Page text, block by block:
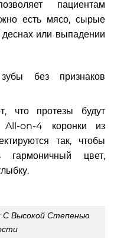
пациентам
есть мясо, сырые
или выпадении
без признаков
что протезы будут
All-on-4 коронки из
так, чтобы
цвет,
Высокой Степенью